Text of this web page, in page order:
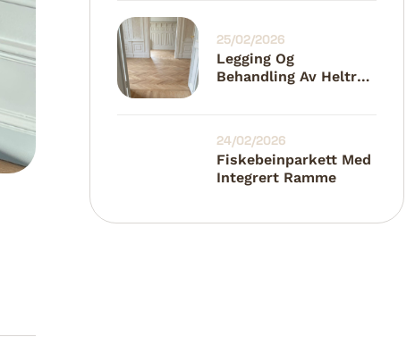
Legging Og
Behandling Av Heltre
25/02/2026
Fiskebeinparkett Med
Integrert Ramme
24/02/2026